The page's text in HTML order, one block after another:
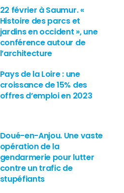
22 février à Saumur. «
Histoire des parcs et
jardins en occident », une
conférence autour de
l’architecture
Pays de la Loire : une
croissance de 15% des
offres d’emploi en 2023
Doué-en-Anjou. Une vaste
opération de la
gendarmerie pour lutter
contre un trafic de
stupéfiants